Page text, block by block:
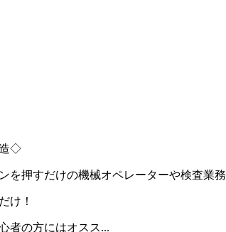
造◇
を押すだけの機械オペレーターや検査業務
け！
者の方にはオスス...